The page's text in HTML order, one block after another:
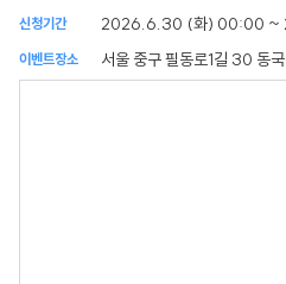
신청기간 2026.6.30 (화) 00:00 ~
이벤트장소 서울 중구 필동로1길 30 동